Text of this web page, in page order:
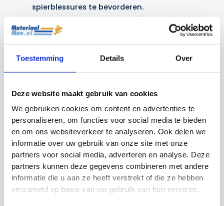
Toestemming Details Over
Deze website maakt gebruik van cookies
We gebruiken cookies om content en advertenties te
personaliseren, om functies voor social media te bieden
en om ons websiteverkeer te analyseren. Ook delen we
informatie over uw gebruik van onze site met onze
partners voor social media, adverteren en analyse. Deze
partners kunnen deze gegevens combineren met andere
informatie die u aan ze heeft verstrekt of die ze hebben
verzameld op basis van uw gebruik van hun services.
spierblessures te bevorderen.
Ultrasoft Velours achterzijde
biedt extra comfort, zodat je de therapie kunt
gebruik.
Herbruikbaar
verzachtende verlichting.
Verkrijgbaar in de afmetingen 12.5 x 21 centimeter en
17 x 28 centimeter.
Gerelateerde producten